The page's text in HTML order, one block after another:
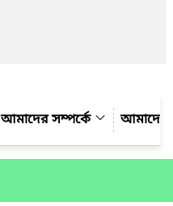
আমাদের সম্পর্কে আমাদের